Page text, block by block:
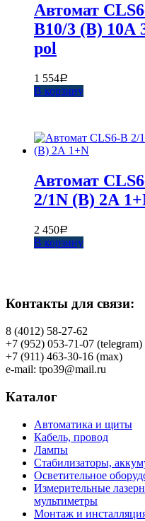
Автомат
B10/3 (B) 10А
pol
1 554Р
В корзину
Автомат
2/1N (B) 2А
2 450Р
В корзину
Контакты для связи:
8 (4012) 58-27-62
+7 (952) 053-71-07 (telegram)
+7 (911) 463-30-16 (max)
e-mail: tpo39@mail.ru
Каталог
Автоматика и щиты
Кабель, провод
Лампы
Стабилизаторы,
Осветительное
Измерительные
мультиметры
Монтаж и